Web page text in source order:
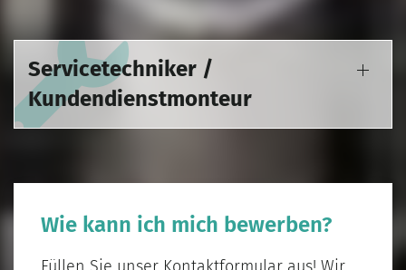
Servicetechniker /
Kundendienstmonteur
Wie kann ich mich bewerben?